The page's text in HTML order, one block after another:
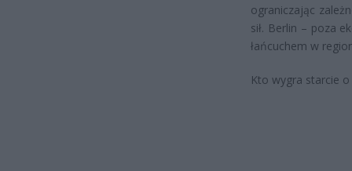
ograniczając
sił. Berlin – poza
łańcuchem w
Kto wygra starcie o